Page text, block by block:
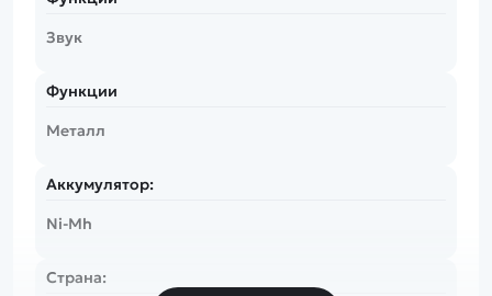
Звук
Функции
Металл
Аккумулятор:
Ni-Mh
Страна: